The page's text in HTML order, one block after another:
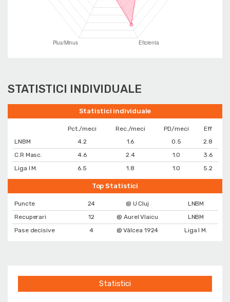
STATISTICI INDIVIDUALE
Statistici individuale
Pct./meci Rec./meci PD/meci
Eff
LNBM
4.2 1.6 0.5
2.8
C.R Masc.
4.6 2.4 1.0
3.6
Liga I M.
6.5 1.8 1.0 5.2
Top Statistici
Puncte 24 @ U Cluj
LNBM
Recuperari
12 @ Aurel Vlaicu
LNBM
Pase decisive
4 @ Vâlcea 1924 Liga I M.
Statistici